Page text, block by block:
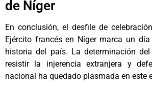
de Níger
En conclusión, el desfile de
Ejército francés en Níger marca un
historia del país. La determinación
resistir la injerencia extranjera y
nacional ha quedado plasmada en este